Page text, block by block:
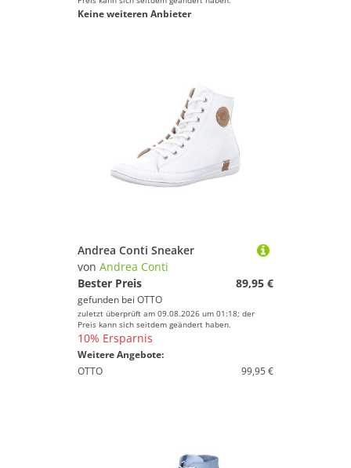
Keine weiteren Anbieter
Andrea Conti Sneaker
von Andrea Conti
Bester Preis
89,95 €
gefunden bei OTTO
zuletzt überprüft am 09.08.2026 um 01:18; der
Preis kann sich seitdem geändert haben.
10% Ersparnis
Weitere Angebote:
OTTO
99,95 €